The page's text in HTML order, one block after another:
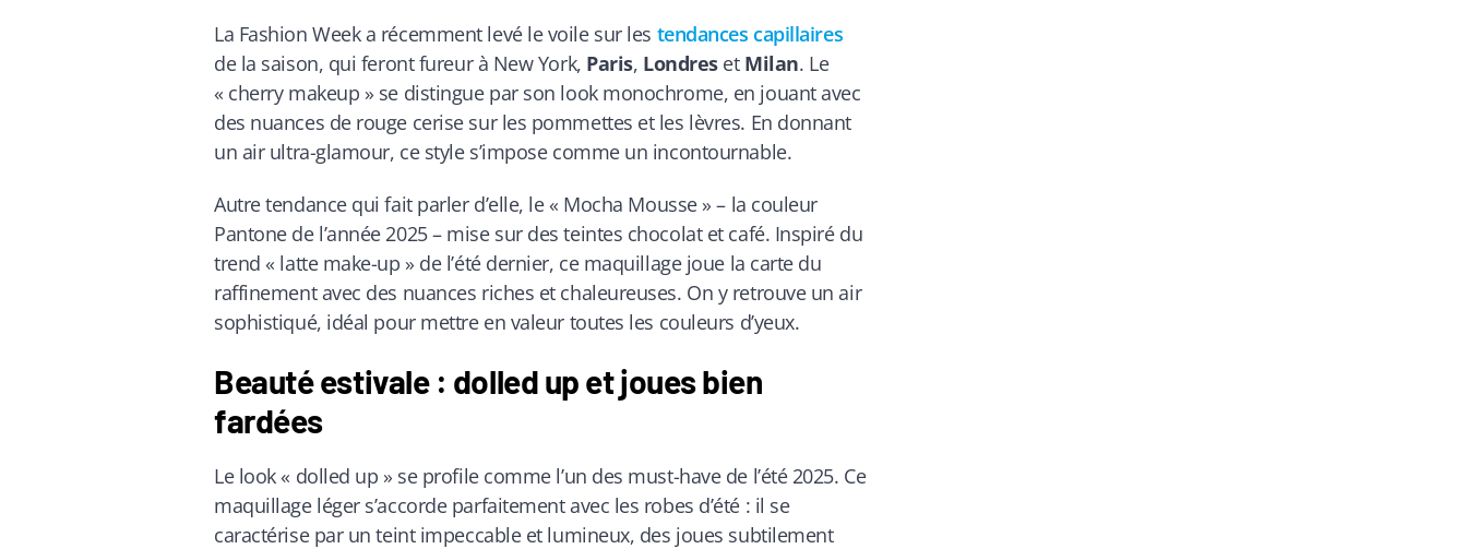
La Fashion Week a récemment levé le voile sur les tendances capillaires
de la saison, qui feront fureur à New York, Paris, Londreset Milan. Le
« cherry makeup » se distingue par son look monochrome, en jouant avec
des nuances de rouge cerise sur les pommettes et les lèvres. En donnant
un air ultra-glamour, ce style s’impose comme un incontournable.
Autre tendance qui fait parler d’elle, le « Mocha Mousse » – la couleur
Pantone de l’année 2025 – mise sur des teintes chocolat et café. Inspiré du
trend « latte make-up » de l’été dernier, ce maquillage joue la carte du
raffinement avec des nuances riches et chaleureuses. On y retrouve un air
sophistiqué, idéal pour mettre en valeur toutes les couleurs d’yeux.
Beauté estivale : dolled up et joues bien
fardées
Le look « dolled up » se profile comme l’un des must-have de l’été 2025. Ce
maquillage léger s’accorde parfaitement avec les robes d’été : il se
caractérise par un teint impeccable et lumineux, des joues subtilement